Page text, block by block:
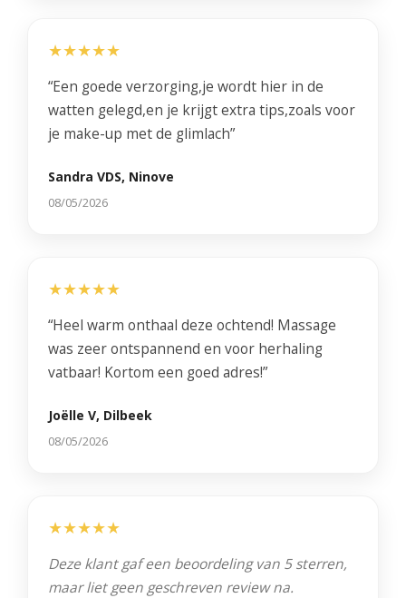
★★★★★
“Een goede verzorging,je wordt hier in de
watten gelegd,en je krijgt extra tips,zoals voor
je make-up met de glimlach”
Sandra VDS, Ninove
08/05/2026
★★★★★
“Heel warm onthaal deze ochtend! Massage
was zeer ontspannend en voor herhaling
vatbaar! Kortom een goed adres!”
Joëlle V, Dilbeek
08/05/2026
★★★★★
Deze klant gaf een beoordeling van 5 sterren,
maar liet geen geschreven review na.